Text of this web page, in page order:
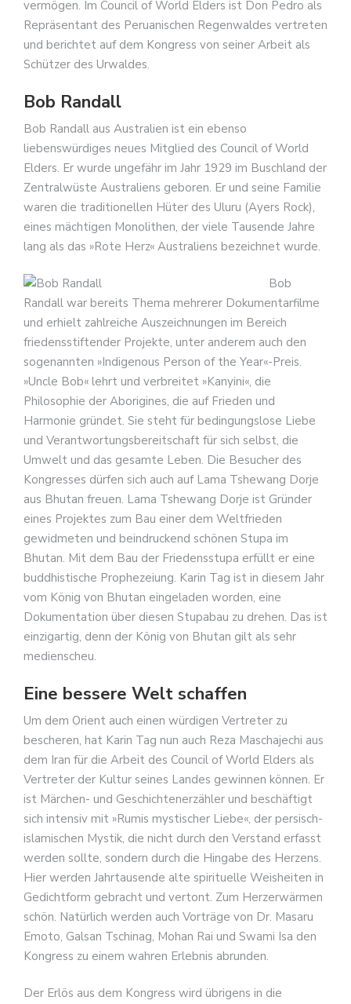
vermögen. Im Council of World Elders ist Don Pedro als
Repräsentant des Peruanischen Regenwaldes vertreten
und berichtet auf dem Kongress von seiner Arbeit als
Schützer des Urwaldes.
Bob Randall
Bob Randall aus Australien ist ein ebenso
liebenswürdiges neues Mitglied des Council of World
Elders. Er wurde ungefähr im Jahr 1929 im Buschland der
Zentralwüste Australiens geboren. Er und seine Familie
waren die traditionellen Hüter des Uluru (Ayers Rock),
eines mächtigen Monolithen, der viele Tausende Jahre
lang als das »Rote Herz« Australiens bezeichnet wurde.
Bob
Randall war bereits Thema mehrerer Dokumentarfilme
und erhielt zahlreiche Auszeichnungen im Bereich
friedensstiftender Projekte, unter anderem auch den
sogenannten »Indigenous Person of the Year«-Preis.
»Uncle Bob« lehrt und verbreitet »Kanyini«, die
Philosophie der Aborigines, die auf Frieden und
Harmonie gründet. Sie steht für bedingungslose Liebe
und Verantwortungsbereitschaft für sich selbst, die
Umwelt und das gesamte Leben. Die Besucher des
Kongresses dürfen sich auch auf Lama Tshewang Dorje
aus Bhutan freuen. Lama Tshewang Dorje ist Gründer
eines Projektes zum Bau einer dem Weltfrieden
gewidmeten und beindruckend schönen Stupa im
Bhutan. Mit dem Bau der Friedensstupa erfüllt er eine
buddhistische Prophezeiung. Karin Tag ist in diesem Jahr
vom König von Bhutan eingeladen worden, eine
Dokumentation über diesen Stupabau zu drehen. Das ist
einzigartig, denn der König von Bhutan gilt als sehr
medienscheu.
Eine bessere Welt schaffen
Um dem Orient auch einen würdigen Vertreter zu
bescheren, hat Karin Tag nun auch Reza Maschajechi aus
dem Iran für die Arbeit des Council of World Elders als
Vertreter der Kultur seines Landes gewinnen können. Er
ist Märchen- und Geschichtenerzähler und beschäftigt
sich intensiv mit »Rumis mystischer Liebe«, der persisch-
islamischen Mystik, die nicht durch den Verstand erfasst
werden sollte, sondern durch die Hingabe des Herzens.
Hier werden Jahrtausende alte spirituelle Weisheiten in
Gedichtform gebracht und vertont. Zum Herzerwärmen
schön. Natürlich werden auch Vorträge von Dr. Masaru
Emoto, Galsan Tschinag, Mohan Rai und Swami Isa den
Kongress zu einem wahren Erlebnis abrunden.
Der Erlös aus dem Kongress wird übrigens in die